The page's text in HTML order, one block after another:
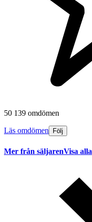
50 139 omdömen
Läs omdömen Följ
Mer från säljarenVisa alla